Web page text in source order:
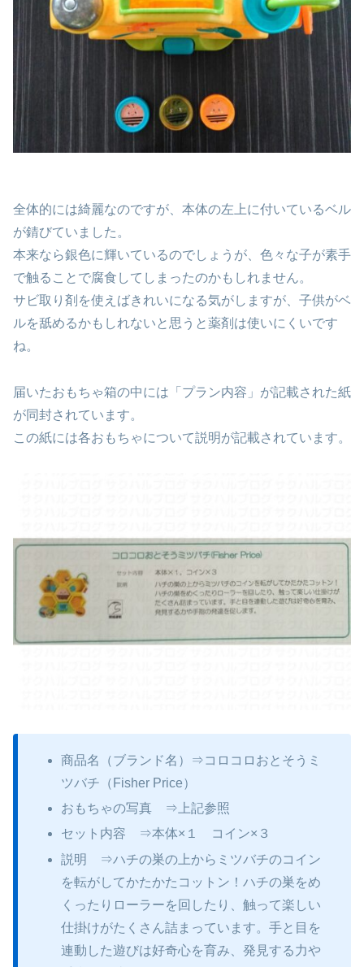
全体的には綺麗なのですが、本体の左上に付いているベル
が錆びていました。
本来なら銀色に輝いているのでしょうが、色々な子が素手
で触ることで腐食してしまったのかもしれません。
サビ取り剤を使えばきれいになる気がしますが、子供がベ
ルを舐めるかもしれないと思うと薬剤は使いにくいです
ね。
届いたおもちゃ箱の中には「プラン内容」が記載された紙
が同封されています。
この紙には各おもちゃについて説明が記載されています。
商品名（ブランド名）⇒コロコロおとそうミ
ツバチ（Fisher Price）
おもちゃの写真 ⇒上記参照
セット内容 ⇒本体×１ コイン×３
説明 ⇒ハチの巣の上からミツバチのコイン
を転がしてかたかたコットン！ハチの巣をめ
くったりローラーを回したり、触って楽しい
仕掛けがたくさん詰まっています。手と目を
連動した遊びは好奇心を育み、発見する力や